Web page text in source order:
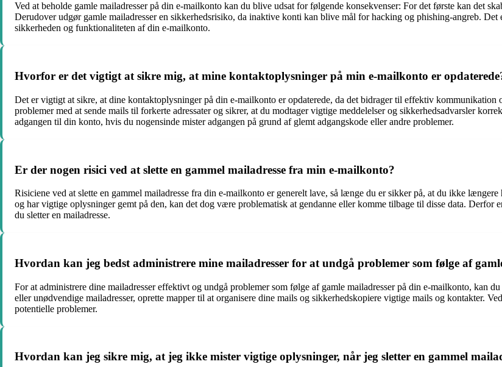
Ved at beholde gamle mailadresser på din e-mailkonto kan du blive udsat for følgende konsekvenser: For det første kan det
Derudover udgør gamle mailadresser en sikkerhedsrisiko, da inaktive konti kan blive mål for hacking og phishing-angreb.
sikkerheden og funktionaliteten af din e-mailkonto.
Hvorfor er det vigtigt at sikre mig, at mine kontaktoplysninger på min e-mailkonto er
Det er vigtigt at sikre, at dine kontaktoplysninger på din e-mailkonto er opdaterede, da det bidrager til effektiv kommunikation
problemer med at sende mails til forkerte adressater og sikrer, at du modtager vigtige meddelelser og sikkerhedsadvarsler
adgangen til din konto, hvis du nogensinde mister adgangen på grund af glemt adgangskode eller andre problemer.
Er der nogen risici ved at slette en gammel mailadresse fra min e-mailkonto?
Risiciene ved at slette en gammel mailadresse fra din e-mailkonto er generelt lave, så længe du er sikker på, at du ikke
og har vigtige oplysninger gemt på den, kan det dog være problematisk at gendanne eller komme tilbage til disse data.
du sletter en mailadresse.
Hvordan kan jeg bedst administrere mine mailadresser for at undgå problemer som følge af
For at administrere dine mailadresser effektivt og undgå problemer som følge af gamle mailadresser på din e-mailkonto, kan
eller unødvendige mailadresser, oprette mapper til at organisere dine mails og sikkerhedskopiere vigtige mails og kontakter.
potentielle problemer.
Hvordan kan jeg sikre mig, at jeg ikke mister vigtige oplysninger, når jeg sletter en gammel